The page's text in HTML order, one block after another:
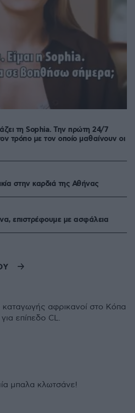
τη Sophia. Την πρώτη 24/7
τρόπο με τον οποίο μαθαίνουν οι
στην καρδιά της Αθήνας
επιστρέφουμε με ασφάλεια
καταγωγής αφρικανοί στο Κόπα
επίπεδο CL.
μπαλα κλωτσάνε!